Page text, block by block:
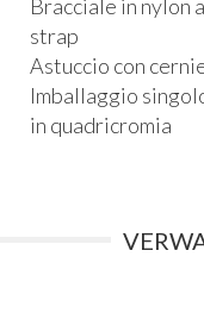
Bracciale in nylon
strap
Astuccio con
Imballaggio
in quadricromia